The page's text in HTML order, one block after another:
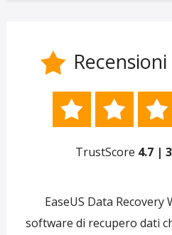

  
TrustScore 4.7 |
EaseUS Data
software di recupero dati